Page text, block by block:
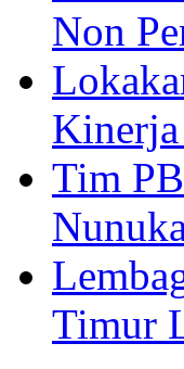
Non
Tim
Timur